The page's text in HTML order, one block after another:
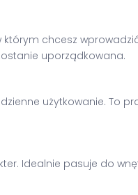
chcesz
uporządkowana.
użytkowanie. To
Idealnie pasuje do